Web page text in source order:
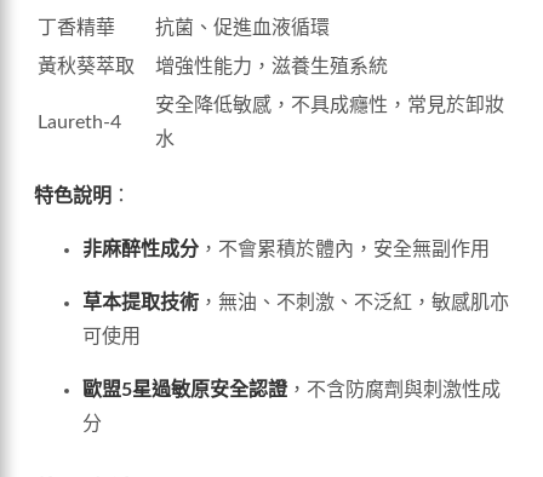
丁香精華
抗菌、促進血液循環
黃秋葵萃取
增強性能力，滋養生殖系統
Laureth-4
安全降低敏感，不具成癮性，常見於卸妝
水
特色說明 ：
非麻醉性成分 ，不會累積於體內，安全無副作用
草本提取技術 ，無油、不刺激、不泛紅，敏感肌亦
可使用
歐盟5星過敏原安全認證 ，不含防腐劑與刺激性成
分